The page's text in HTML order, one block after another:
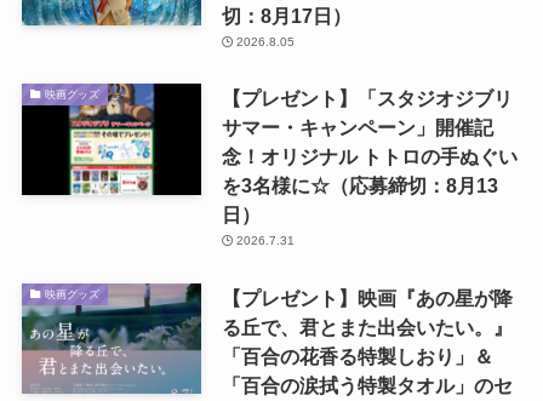
切：8月17日）
2026.8.05
映画グッズ
【プレゼント】「スタジオジブリ
サマー・キャンペーン」開催記
念！オリジナル トトロの手ぬぐい
を3名様に☆（応募締切：8月13
日）
2026.7.31
映画グッズ
【プレゼント】映画『あの星が降
る丘で、君とまた出会いたい。』
「百合の花香る特製しおり」＆
「百合の涙拭う特製タオル」のセ